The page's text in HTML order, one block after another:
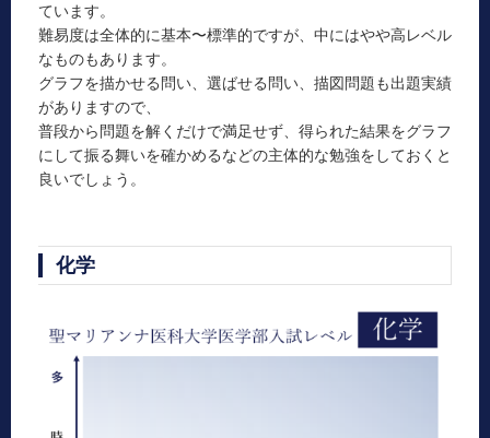
ています。
難易度は全体的に基本〜標準的ですが、中にはやや高レベル
なものもあります。
グラフを描かせる問い、選ばせる問い、描図問題も出題実績
がありますので、
普段から問題を解くだけで満足せず、得られた結果をグラフ
にして振る舞いを確かめるなどの主体的な勉強をしておくと
良いでしょう。
化学